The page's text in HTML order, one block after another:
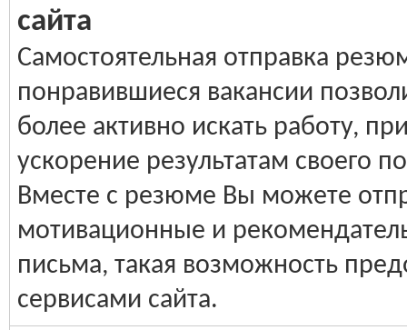
сайта
Самостоятельная отправка
понравившиеся вакансии
более активно искать работу,
ускорение результатам своего
Вместе с резюме Вы можете
мотивационные и
письма, такая возможность
сервисами сайта.